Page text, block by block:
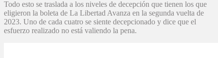
Todo esto se traslada a los niveles de decepción que tienen los que
eligieron la boleta de La Libertad Avanza en la segunda vuelta de
2023. Uno de cada cuatro se siente decepcionado y dice que el
esfuerzo realizado no está valiendo la pena.